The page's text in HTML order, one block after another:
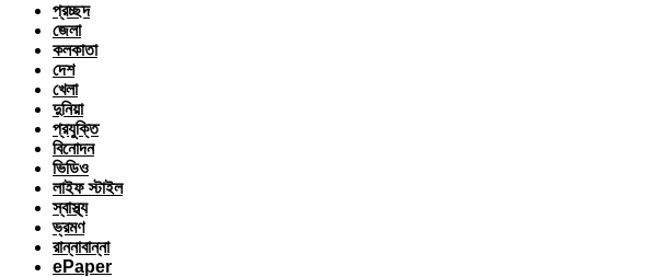
প্রচ্ছদ
জেলা
কলকাতা
দেশ
খেলা
দুনিয়া
প্রযুক্তি
বিনোদন
ভিডিও
লাইফ স্টাইল
স্বাস্থ্য
ভ্রমণ
রান্নাবান্না
ePaper